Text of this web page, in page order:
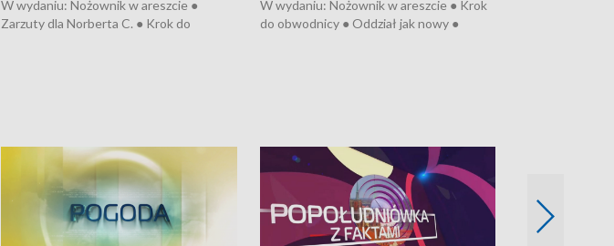
W wydaniu: Nożownik w areszcie ●
Zarzuty dla Norberta C. ● Krok do
W wydaniu: Nożownik w areszcie ● Krok
do obwodnicy ● Oddział jak nowy ●